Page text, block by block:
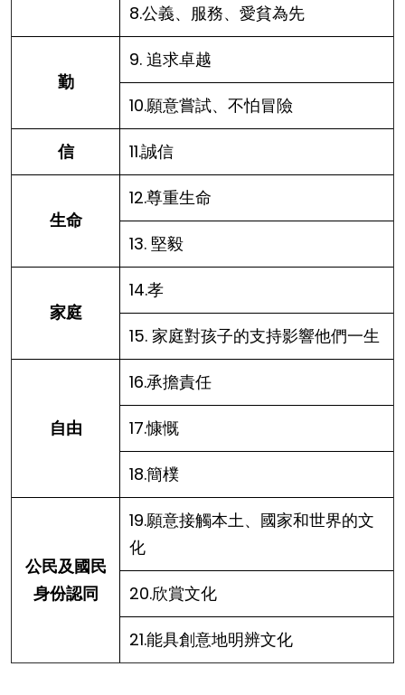
8.公義、服務、愛貧為先
勤
9. 追求卓越
10.願意嘗試、不怕冒險
信 11.誠信
生命
12.尊重生命
13. 堅毅
家庭
14.孝
15. 家庭對孩子的支持影響他們一生
自由
16.承擔責任
17.慷慨
18.簡樸
公民及國民
身份認同
19.願意接觸本土、國家和世界的文
化
20.欣賞文化
21.能具創意地明辨文化